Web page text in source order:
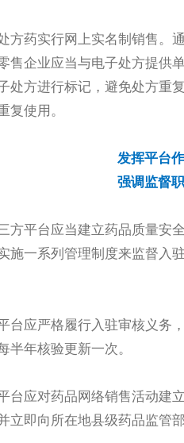
方药实行网上实名制销售。
售企业应当与电子处方提供
处方进行标记，避免处方重
复使用。
发挥平台
强调监督
方平台应当建立药品质量安
施一系列管理制度来监督入
台应严格履行入驻审核义务
半年核验更新一次。
台应对药品网络销售活动建
立即向所在地县级药品监管